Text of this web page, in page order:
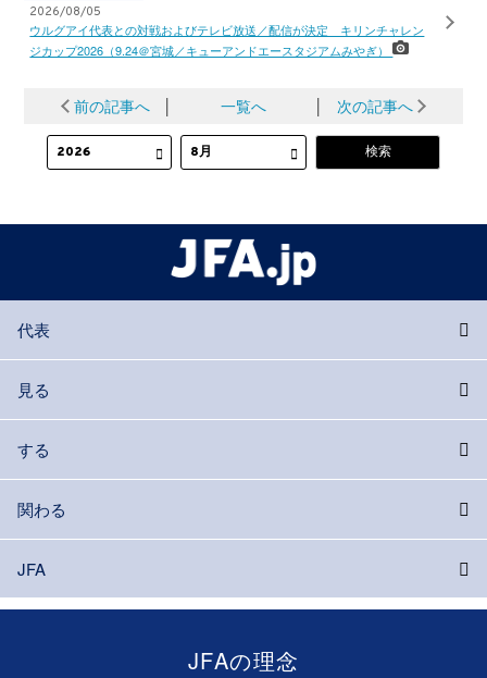
2026/08/05
ウルグアイ代表との対戦およびテレビ放送／配信が決定 キリンチャレン
ジカップ2026（9.24＠宮城／キューアンドエースタジアムみやぎ）
前の記事へ │ 一覧へ │ 次の記事へ
代表
見る
する
関わる
JFA
JFAの理念